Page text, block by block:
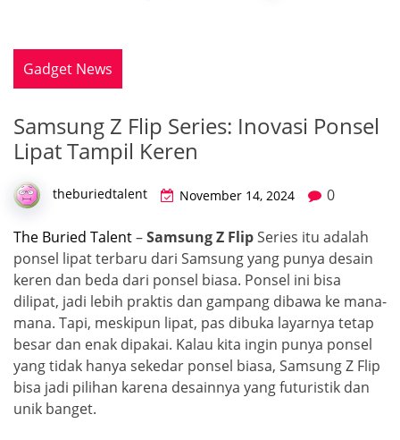
Gadget News
Samsung Z Flip Series: Inovasi Ponsel
Lipat Tampil Keren
theburiedtalent November 14, 2024 0
The Buried Talent–Samsung Z FlipSeries itu adalah
ponsel lipat terbaru dari Samsung yang punya desain
keren dan beda dari ponsel biasa. Ponsel ini bisa
dilipat, jadi lebih praktis dan gampang dibawa ke mana-
mana. Tapi, meskipun lipat, pas dibuka layarnya tetap
besar dan enak dipakai. Kalau kita ingin punya ponsel
yang tidak hanya sekedar ponsel biasa, Samsung Z Flip
bisa jadi pilihan karena desainnya yang futuristik dan
unik banget.